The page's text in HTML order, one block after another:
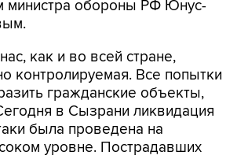
министра обороны РФ Юнус-
как и во всей стране,
контролируемая. Все попытки
гражданские объекты,
в Сызрани ликвидация
была проведена на
уровне. Пострадавших